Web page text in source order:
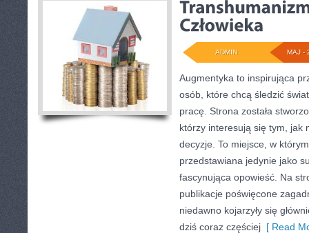
MAJ -
ADMIN
Augmentyka to inspirująca
osób, które chcą śledzić
pracę. Strona została
którzy interesują się tym, jak
decyzje. To miejsce, w
przedstawiana jedynie jako
fascynująca opowieść. Na
publikacje poświęcone
niedawno kojarzyły się
dziś coraz częściej [ Read